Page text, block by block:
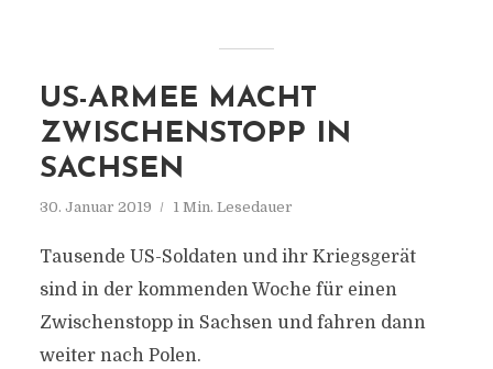
US-ARMEE MACHT
ZWISCHENSTOPP IN
SACHSEN
30. Januar 2019 1 Min. Lesedauer
Tausende US-Soldaten und ihr Kriegsgerät
sind in der kommenden Woche für einen
Zwischenstopp in Sachsen und fahren dann
weiter nach Polen.